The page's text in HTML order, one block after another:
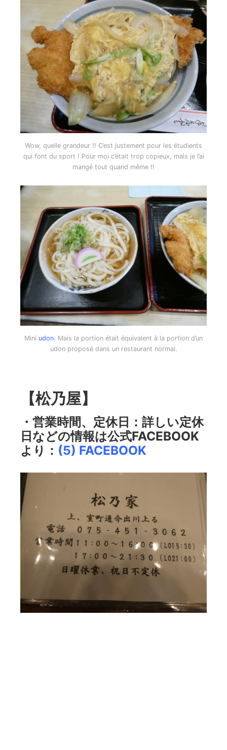
Wow, quelle grandeur !! C’est justement pour les étudients
qui font du sport ! Pour moi c’était trop copieux, mais je l’ai
mangé tout quand même !!
Mini udon. Mais la portion était équivalent à la portion d’un
udon proposé dans un restaurant normal.
【松乃屋】
・営業時間、定休日：詳しい定休
日などの情報は公式FACEBOOK
より： (5) FACEBOOK